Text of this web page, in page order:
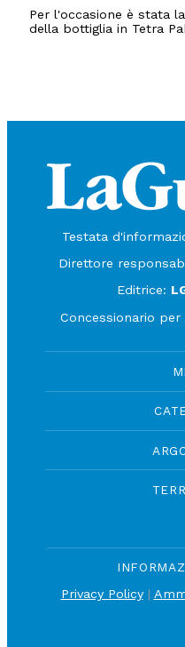
Per l'occasione è stata
della bottiglia in Tetra
Testata
Direttore
Editrice:
Concessionario
Privacy Policy|